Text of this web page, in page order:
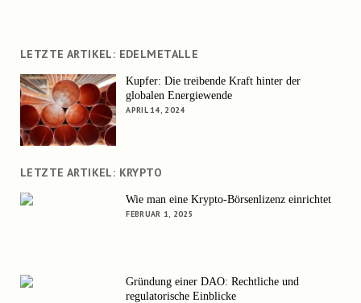
LETZTE ARTIKEL: EDELMETALLE
Kupfer: Die treibende Kraft hinter der
globalen Energiewende
APRIL 14, 2024
LETZTE ARTIKEL: KRYPTO
Wie man eine Krypto-Börsenlizenz einrichtet
FEBRUAR 1, 2025
Gründung einer DAO: Rechtliche und
regulatorische Einblicke